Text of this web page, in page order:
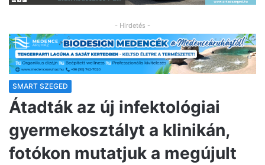
- Hirdetés -
SMART SZEGED
Átadták az új infektológiai
gyermekosztályt a klinikán,
fotókon mutatjuk a megújult